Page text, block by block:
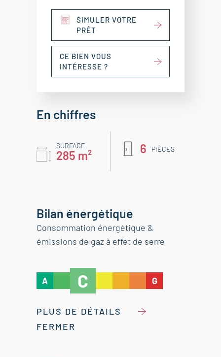
SIMULER VOTRE
PRÊT
CE BIEN VOUS
INTÉRESSE ?
En chiffres
SURFACE
285 m² 6 PIÈCES
Bilan énergétique
Consommation énergétique &
émissions de gaz à effet de serre
A C G
PLUS DE DÉTAILS
FERMER